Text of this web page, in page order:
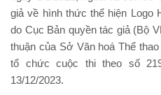
giả về hình thức thể hiện Logo
do Cục Bản quyền tác giả (Bộ
thuận của Sở Văn hoá Thể
tổ chức cuộc thi theo số
13/12/2023.